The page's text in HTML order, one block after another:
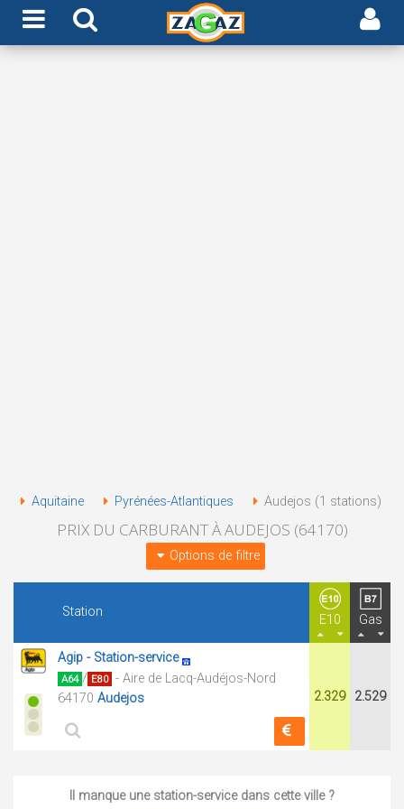
Aquitaine Pyrénées-Atlantiques Audejos (1 stations)
PRIX DU CARBURANT À AUDEJOS (64170)
Options de filtre
Station
E10 Gas
Agip - Station-service
A64 / E80 - Aire de Lacq-Audéjos-Nord
64170 Audejos 2.329 2.529
Il manque une station-service dans cette ville ?